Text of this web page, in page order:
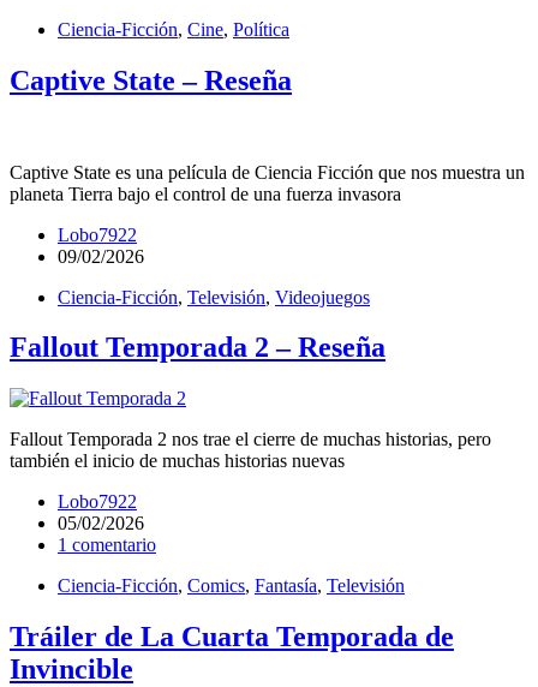
Ciencia-Ficción, Cine, Política
Captive State – Reseña
Captive State es una película de Ciencia Ficción que nos muestra un
planeta Tierra bajo el control de una fuerza invasora
Lobo7922
09/02/2026
Ciencia-Ficción, Televisión, Videojuegos
Fallout Temporada 2 – Reseña
Fallout Temporada 2 nos trae el cierre de muchas historias, pero
también el inicio de muchas historias nuevas
Lobo7922
05/02/2026
1 comentario
Ciencia-Ficción, Comics, Fantasía, Televisión
Tráiler de La Cuarta Temporada de
Invincible